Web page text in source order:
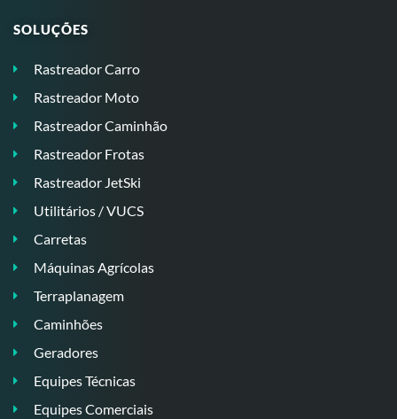
SOLUÇÕES
Rastreador Carro
Rastreador Moto
Rastreador Caminhão
Rastreador Frotas
Rastreador JetSki
Utilitários / VUCS
Carretas
Máquinas Agrícolas
Terraplanagem
Caminhões
Geradores
Equipes Técnicas
Equipes Comerciais